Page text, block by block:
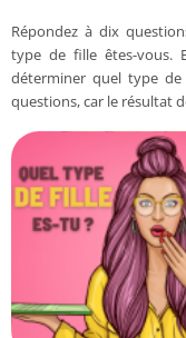
Répondez à dix
type de fille êtes-vous.
déterminer quel type
questions, car le résultat